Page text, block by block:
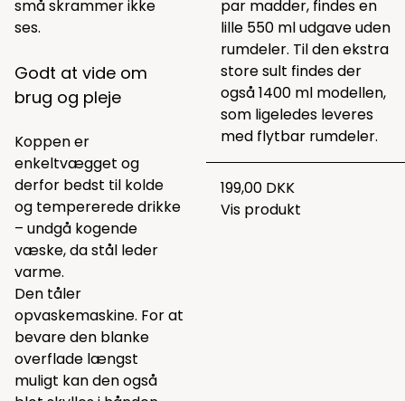
små skrammer ikke
ses.
Godt at vide om
brug og pleje
Koppen er
enkeltvægget og
derfor bedst til kolde
og tempererede drikke
– undgå kogende
væske, da stål leder
varme.
Den tåler
opvaskemaskine. For at
bevare den blanke
overflade længst
muligt kan den også
par madder, findes en
lille 550 ml udgave uden
rumdeler. Til den ekstra
store sult findes der
også 1400 ml modellen,
som ligeledes leveres
med flytbar rumdeler.
199,00 DKK
Vis produkt